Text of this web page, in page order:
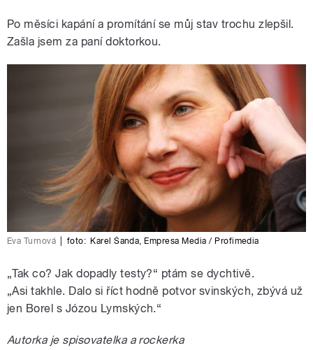
Po měsíci kapání a promítání se můj stav trochu zlepšil.
Zašla jsem za paní doktorkou.
Eva Turnová foto: Karel Šanda, Empresa Media / Profimedia
„Tak co? Jak dopadly testy?“ ptám se dychtivě.
„Asi takhle. Dalo si říct hodně potvor svinských, zbývá už
jen Borel s Józou Lymských.“
Autorka je spisovatelka a rockerka